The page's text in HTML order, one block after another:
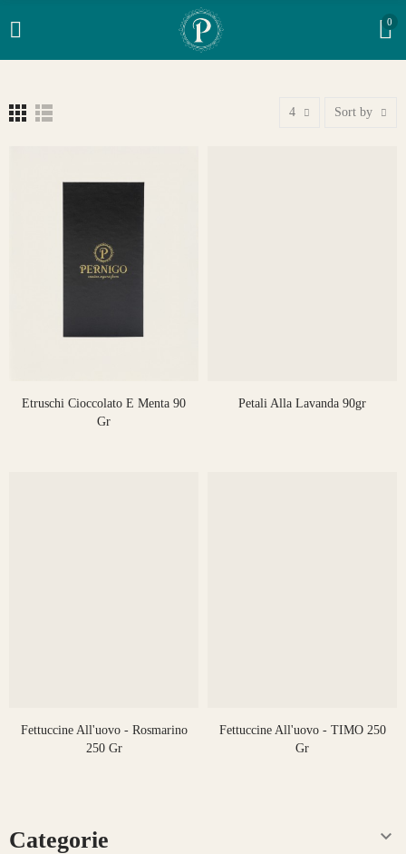
0
4 Sort by
Etruschi Cioccolato E Menta 90
Gr
Petali Alla Lavanda 90gr
Fettuccine All'uovo - Rosmarino
250 Gr
Fettuccine All'uovo - TIMO 250
Gr
Categorie 